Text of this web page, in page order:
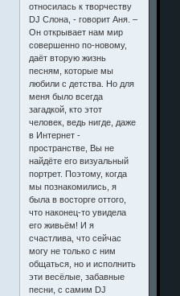
относилась к творчеству
DJ Слона, - говорит Аня. –
Он открывает нам мир
совершенно по-новому,
даёт вторую жизнь
песням, которые мы
любили с детства. Но для
меня было всегда
загадкой, кто этот
человек, ведь нигде, даже
в Интернет -
пространстве, Вы не
найдёте его визуальный
портрет. Поэтому, когда
мы познакомились, я
была в восторге оттого,
что наконец-то увидела
его живьём! И я
счастлива, что сейчас
могу не только с ним
общаться, но и исполнить
эти весёлые, забавные
песни, с самим DJ